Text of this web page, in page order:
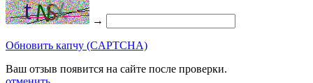
→
Обновить капчу (CAPTCHA)
Ваш отзыв появится на сайте после проверки.